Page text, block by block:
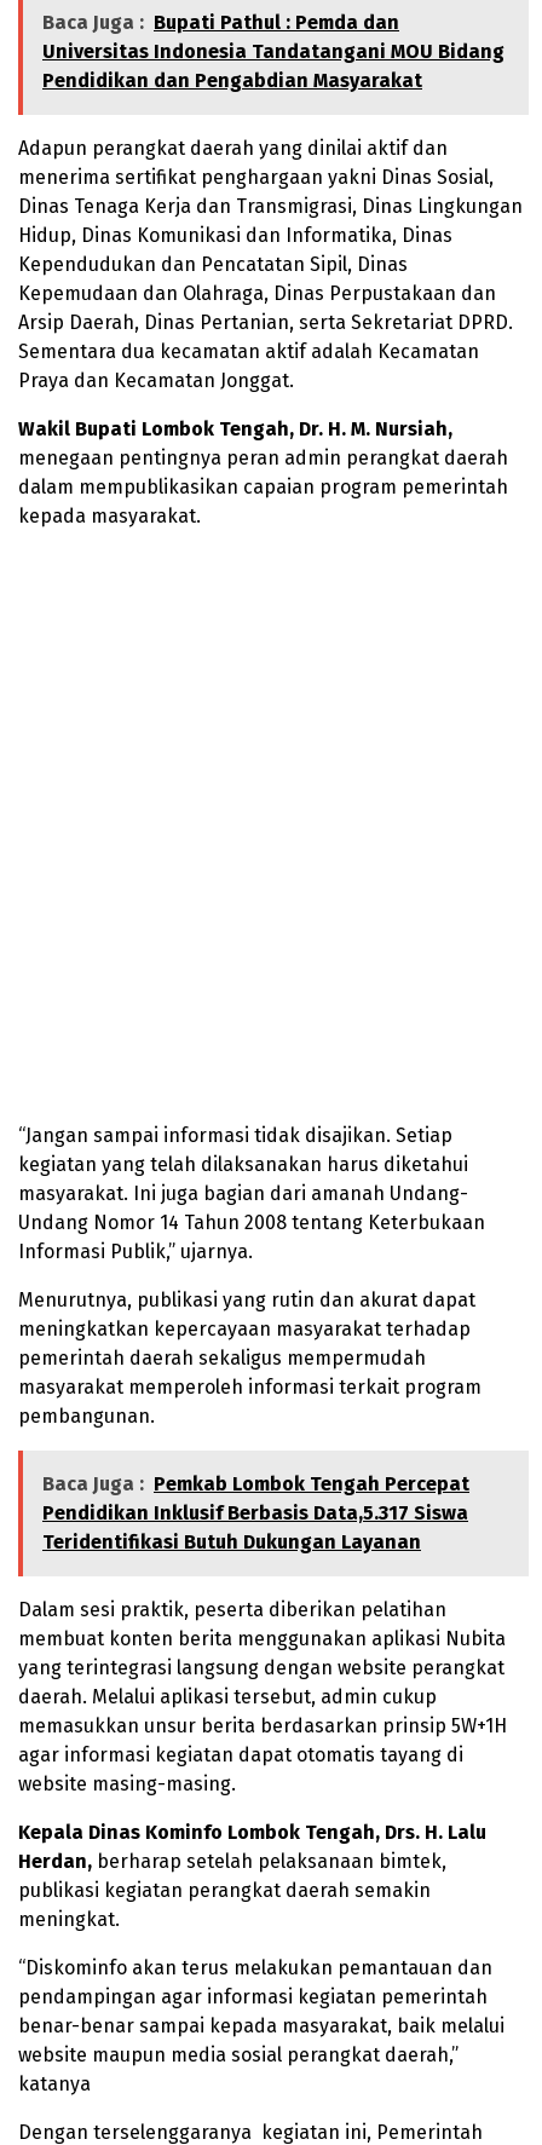
Baca Juga : Bupati Pathul : Pemda dan
Universitas Indonesia Tandatangani MOU Bidang
Pendidikan dan Pengabdian Masyarakat
Adapun perangkat daerah yang dinilai aktif dan
menerima sertifikat penghargaan yakni Dinas Sosial,
Dinas Tenaga Kerja dan Transmigrasi, Dinas Lingkungan
Hidup, Dinas Komunikasi dan Informatika, Dinas
Kependudukan dan Pencatatan Sipil, Dinas
Kepemudaan dan Olahraga, Dinas Perpustakaan dan
Arsip Daerah, Dinas Pertanian, serta Sekretariat DPRD.
Sementara dua kecamatan aktif adalah Kecamatan
Praya dan Kecamatan Jonggat.
Wakil Bupati Lombok Tengah, Dr. H. M. Nursiah,
menegaan pentingnya peran admin perangkat daerah
dalam mempublikasikan capaian program pemerintah
kepada masyarakat.
“Jangan sampai informasi tidak disajikan. Setiap
kegiatan yang telah dilaksanakan harus diketahui
masyarakat. Ini juga bagian dari amanah Undang-
Undang Nomor 14 Tahun 2008 tentang Keterbukaan
Informasi Publik,” ujarnya.
Menurutnya, publikasi yang rutin dan akurat dapat
meningkatkan kepercayaan masyarakat terhadap
pemerintah daerah sekaligus mempermudah
masyarakat memperoleh informasi terkait program
pembangunan.
Baca Juga : Pemkab Lombok Tengah Percepat
Pendidikan Inklusif Berbasis Data,5.317 Siswa
Teridentifikasi Butuh Dukungan Layanan
Dalam sesi praktik, peserta diberikan pelatihan
membuat konten berita menggunakan aplikasi Nubita
yang terintegrasi langsung dengan website perangkat
daerah. Melalui aplikasi tersebut, admin cukup
memasukkan unsur berita berdasarkan prinsip 5W+1H
agar informasi kegiatan dapat otomatis tayang di
website masing-masing.
Kepala Dinas Kominfo Lombok Tengah, Drs. H. Lalu
Herdan, berharap setelah pelaksanaan bimtek,
publikasi kegiatan perangkat daerah semakin
meningkat.
“Diskominfo akan terus melakukan pemantauan dan
pendampingan agar informasi kegiatan pemerintah
benar-benar sampai kepada masyarakat, baik melalui
website maupun media sosial perangkat daerah,”
katanya
Dengan terselenggaranya kegiatan ini, Pemerintah